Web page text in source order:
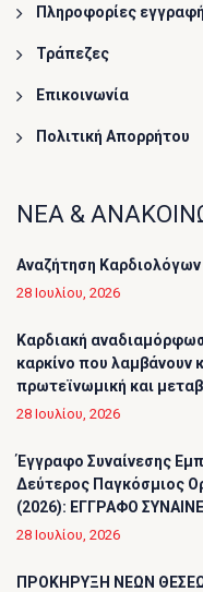
Πληροφορίες
Τράπεζες
Επικοινωνία
Πολιτική Απορρήτου
ΝΕΑ &
Αναζήτηση
28 Ιουλίου, 2026
Καρδιακή
καρκίνο που λαμβάνουν
πρωτεϊνωμική και
28 Ιουλίου, 2026
Έγγραφο Συναίνεσης
Δεύτερος Παγκόσμιος
(2026): ΕΓΓΡΑΦΟ
28 Ιουλίου, 2026
ΠΡΟΚΗΡΥΞΗ ΝΕΩΝ